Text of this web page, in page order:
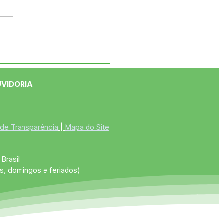
de Serviço para
da Concha
Transparência Mapa do Site
domingos e feriados)